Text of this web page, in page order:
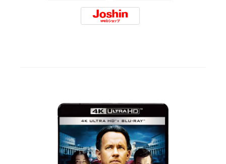
Tsutaya 7net
Joshin